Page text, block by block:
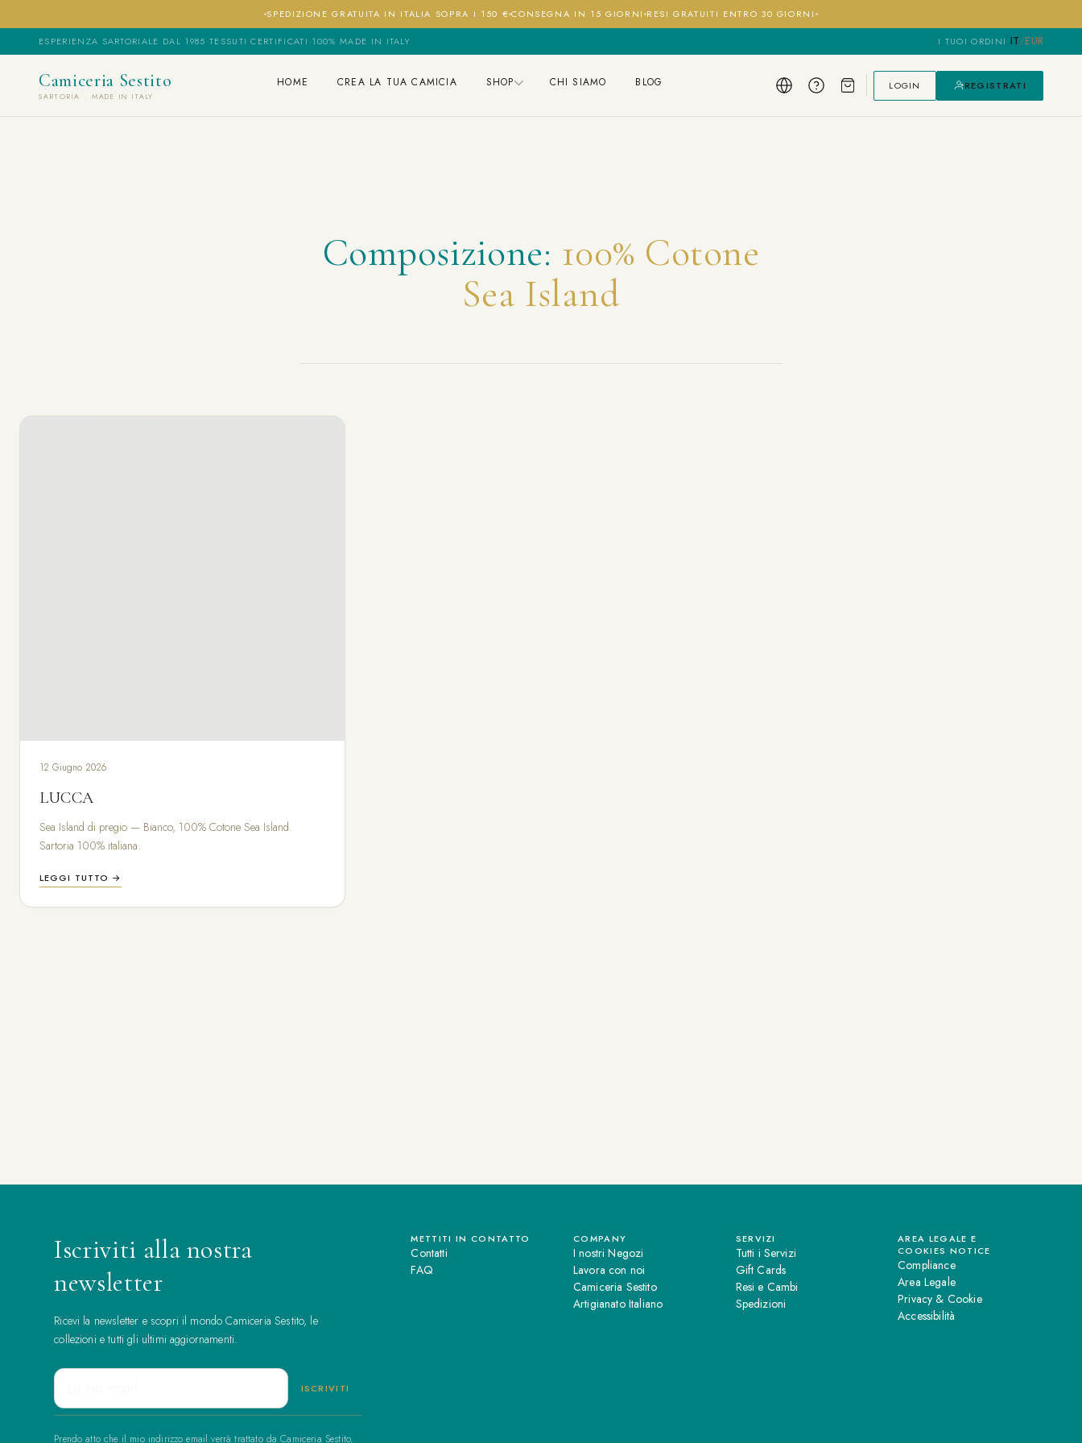
SPEDIZIONE GRATUITA IN ITALIA SOPRA I 150 €CONSEGNA IN 15 GIORNI RESI GRATUITI ENTRO 30 GIORNI
ESPERIENZA SARTORIALE DAL 1985·TESSUTI CERTIFICATI·100% MADE IN ITALY I TUOI ORDINI·IT/EUR
Camiceria Sestito
SARTORIA · MADE IN ITALY
HOME CREA LA TUA CAMICIA SHOP CHI SIAMO BLOG LOGIN REGISTRATI
Composizione: 100% Cotone
Sea Island
12 Giugno 2026
LUCCA
Sea Island di pregio — Bianco, 100% Cotone Sea Island.
Sartoria 100% italiana.
LEGGI TUTTO →
Iscriviti alla nostra
newsletter
Ricevi la newsletter e scopri il mondo Camiceria Sestito, le
collezioni e tutti gli ultimi aggiornamenti.
Prendo atto che il mio indirizzo email verrà trattato da Camiceria Sestito,
METTITI IN CONTATTO
Contatti
FAQ
COMPANY
I nostri Negozi
Lavora con noi
Camiceria Sestito
Artigianato Italiano
SERVIZI
Tutti i Servizi
Gift Cards
Resi e Cambi
Spedizioni
AREA LEGALE E
COOKIES NOTICE
Compliance
Area Legale
Privacy & Cookie
Accessibilità